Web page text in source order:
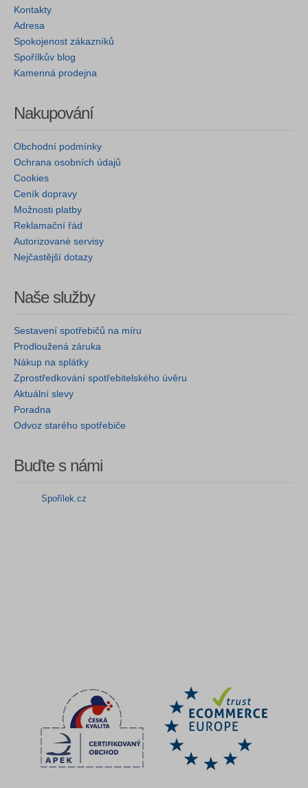
Kontakty
Adresa
Spokojenost zákazníků
Spořílkův blog
Kamenná prodejna
Nakupování
Obchodní podmínky
Ochrana osobních údajů
Cookies
Ceník dopravy
Možnosti platby
Reklamační řád
Autorizované servisy
Nejčastější dotazy
Naše služby
Sestavení spotřebičů na míru
Prodloužená záruka
Nákup na splátky
Zprostředkování spotřebitelského úvěru
Aktuální slevy
Poradna
Odvoz starého spotřebiče
Buďte s námi
Spořílek.cz